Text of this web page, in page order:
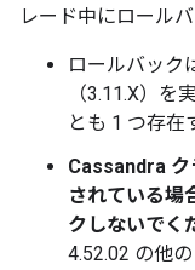
レード中にロール
ロールバック
（3.11.X）を
とも 1 つ存在
Cassandra ク
されている場
クしないでく
4.52.02 の他